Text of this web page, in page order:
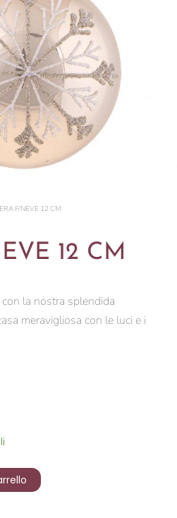
F/NEVE 12 CM
12 CM
la nostra splendida
meravigliosa con le luci e i